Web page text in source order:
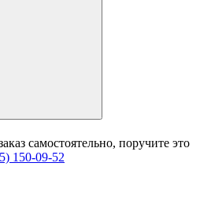
самостоятельно, поручите это
150-09-52